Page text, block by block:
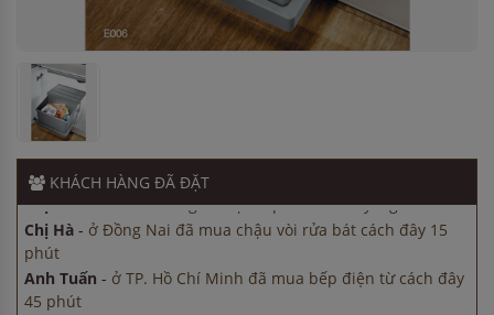
KHÁCH HÀNG ĐÃ ĐẶT
ở Hà Nội đã đặt máy rửa bát cách đây 5 giờ
-ở Hải Dương đã đặt bếp từ cách đây 1 giờ
-ở Đồng Nai đã mua chậu vòi rửa bát cách đây 15
phút
Anh Tuấn
45 phút
Chị Lan-ở Bắc Ninh đã đặt bếp từ cách đây 2 giờ
Anh Quang-ở Hà Nội đã đặt máy rửa bát cách đây 5 giờ
Chị Thảo-ở Hải Dương đã đặt bếp từ cách đây 1 giờ
Chị Hà - ở Đồng Nai đã mua chậu vòi rửa bát cách đây 15
phút
Anh Tuấn - ở TP. Hồ Chí Minh đã mua bếp điện từ cách đây
45 phút